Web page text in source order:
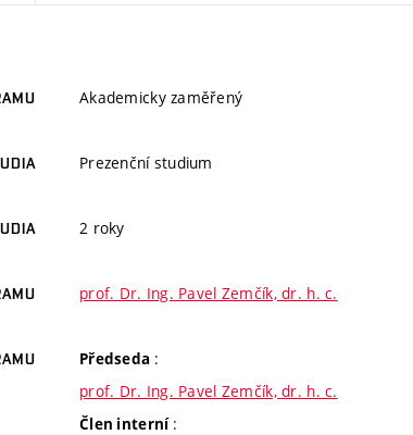
Akademicky zaměřený
Prezenční studium
2 roky
prof. Dr. Ing. Pavel Zemčík, dr. h. c.
Předseda :
prof. Dr. Ing. Pavel Zemčík, dr. h. c.
Člen interní :